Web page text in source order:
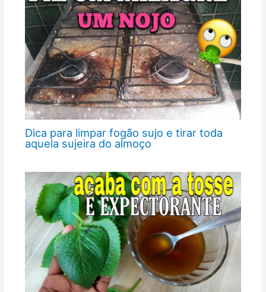
Dica para limpar fogão sujo e tirar toda
aquela sujeira do almoço